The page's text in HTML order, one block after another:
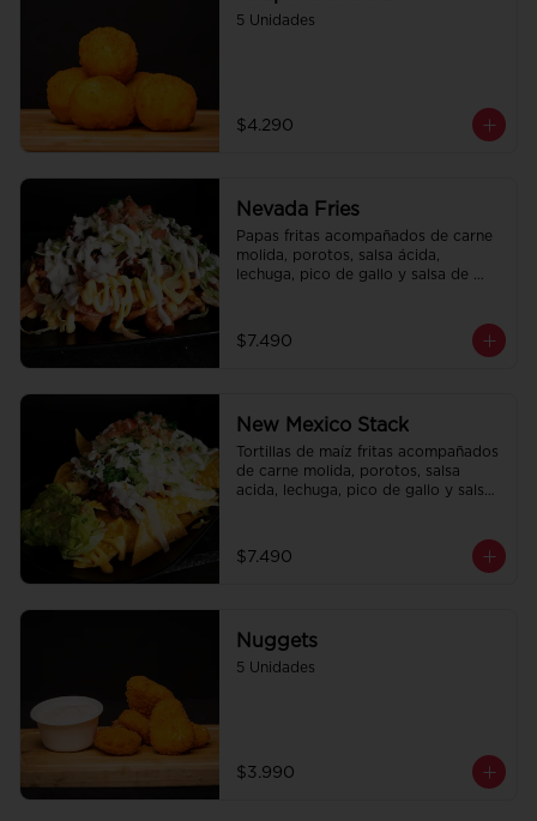
5 Unidades
$4.290
Nevada Fries
Papas fritas acompañados de carne
molida, porotos, salsa ácida,
lechuga, pico de gallo y salsa de
$7.490
New Mexico Stack
Tortillas de maíz fritas acompañados
de carne molida, porotos, salsa
acida, lechuga, pico de gallo y salsa
$7.490
Nuggets
5 Unidades
$3.990